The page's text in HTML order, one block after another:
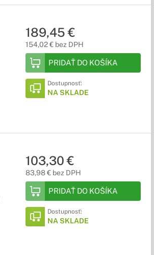
189,45 €
154,02 € bez DPH
PRIDAŤ DO KOŠÍKA
Dostupnosť:
NA SKLADE
103,30 €
83,98 € bez DPH
PRIDAŤ DO KOŠÍKA
Dostupnosť:
NA SKLADE